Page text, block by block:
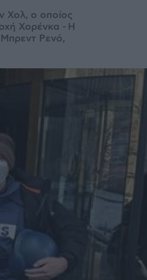
Χολ, ο οποίος
Χορένκα - Η
Ρενό,